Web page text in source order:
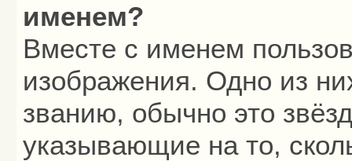
именем?
Вместе с именем
изображения. Одно из
званию, обычно это
указывающие на то,